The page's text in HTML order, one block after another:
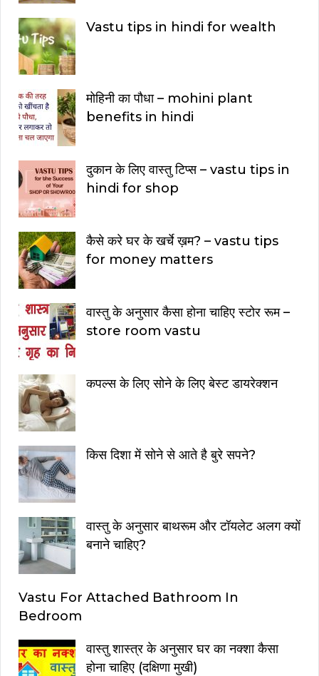
Vastu tips in hindi for wealth
मोहिनी का पौधा – mohini plant
benefits in hindi
दुकान के लिए वास्तु टिप्स – vastu tips in
hindi for shop
कैसे करे घर के खर्चे ख़म? – vastu tips
for money matters
वास्तु के अनुसार कैसा होना चाहिए स्टोर रूम –
store room vastu
कपल्स के लिए सोने के लिए बेस्ट डायरेक्शन
किस दिशा में सोने से आते है बुरे सपने?
वास्तु के अनुसार बाथरूम और टॉयलेट अलग क्यों
बनाने चाहिए?
Vastu For Attached Bathroom In
Bedroom
वास्तु शास्त्र के अनुसार घर का नक्शा कैसा
होना चाहिए (दक्षिणा मुखी)